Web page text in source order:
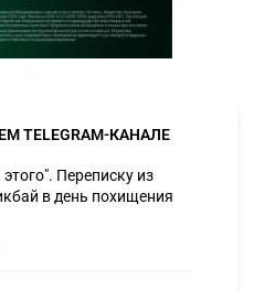
TELEGRAM-КАНАЛЕ
Переписку из
в день похищения